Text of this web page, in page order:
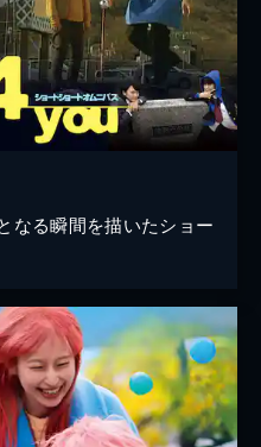
なる瞬間を描いたショー